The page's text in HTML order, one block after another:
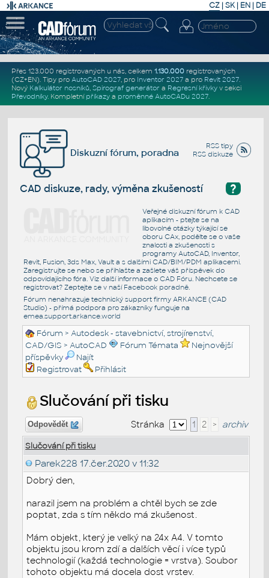
CZ | SK| EN | DE
Přes 123.000 registrovaných u nás, celkem 1.130.000registrovaných
(CZ+EN). Tipy pro AutoCAD 2027, pro Inventor 2027a pro Revit 2027.
Nový Kalkulátor nosníků, Spirograf generátor a Regresní křivkyv sekci
Převodníky. Kompletní příkazya proměnné AutoCADu 2027.
RSS tipy
RSS diskuze
Diskuzní fórum, poradna
?
CAD diskuze, rady, výměna zkušeností
Veřejné diskuzní fórum k CAD
aplikacím - ptejte se na
libovolné otázky týkající se
oboru CAx, podělte se o vaše
znalosti a zkušenosti s
programy AutoCAD, Inventor,
Revit, Fusion, 3ds Max, Vault a s dalšími CAD/BIM/PDM aplikacemi.
Zaregistrujte se nebo se přihlašte a zašlete váš příspěvek do
odpovídajícího fóra. Viz další informace o CAD Fóru. Nechcete se
registrovat? Zeptejte se v naší Facebook poradně.
Fórum nenahrazuje technický support firmy ARKANCE (CAD
Studio) - přímá podpora pro zákazníky funguje na
emea.support.arkance.world
Fórum >Autodesk - stavebnictví, strojírenství,
CAD/GIS >AutoCAD Fórum Témata
Nejnovější
příspěvky
Najít
Registrovat
Přihlásit
Slučování při tisku
Odpovědět Stránka 1 2 > archiv
Slučování při tisku
Parek228 17.čer.2020 v 11:32
Dobrý den,
narazil jsem na problém a chtěl bych se zde
poptat, zda s tím někdo má zkušenost.
Mám objekt, který je velký na 24x A4. V tomto
objektu jsou krom zdí a dalších věcí i více typů
technologií (každá technologie = vrstva). Soubor
tohoto objektu má docela dost vrstev.